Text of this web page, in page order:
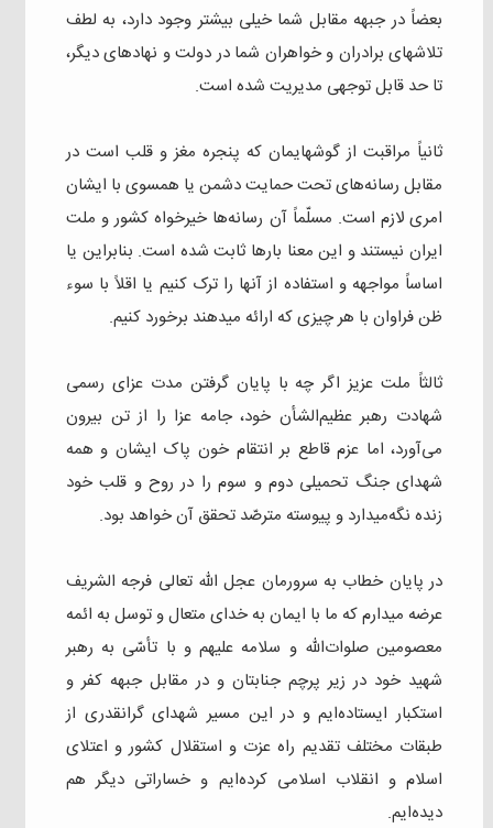
بعضاً در جبهه مقابل شما خیلی بیشتر وجود دارد، به لطف
تلاشهای برادران و خواهران شما در دولت و نهادهای دیگر،
تا حد قابل توجهی مدیریت شده است.
ثانیاً مراقبت از گوشهایمان که پنجره مغز و قلب است در
مقابل رسانه‌های تحت حمایت دشمن یا همسوی با ایشان
امری لازم است. مسلّماً آن رسانه‌ها خیرخواه کشور و ملت
ایران نیستند و این معنا بارها ثابت شده است. بنابراین یا
اساساً مواجهه و استفاده از آنها را ترک کنیم یا اقلاً با سوء
ظن فراوان با هر چیزی که ارائه میدهند برخورد کنیم.
ثالثاً ملت عزیز اگر چه با پایان گرفتن مدت عزای رسمی
شهادت رهبر عظیم‌الشأن خود، جامه عزا را از تن بیرون
می‌آورد، اما عزم قاطع بر انتقام خون پاک ایشان و همه
شهدای جنگ تحمیلی دوم و سوم را در روح و قلب خود
زنده نگه‌میدارد و پیوسته مترصّد تحقق آن خواهد بود.
در پایان خطاب به سرورمان عجل‌ الله تعالی فرجه الشریف
عرضه میدارم که ما با ایمان به خدای متعال و توسل به ائمه
معصومین صلوات‌الله و سلامه علیهم و با تأسّی به رهبر
شهید خود در زیر پرچم جنابتان و در مقابل جبهه کفر و
استکبار ایستاده‌ایم و در این مسیر شهدای گرانقدری از
طبقات مختلف تقدیم راه عزت و استقلال کشور و اعتلای
اسلام و انقلاب اسلامی کرده‌ایم و خساراتی دیگر هم
دیده‌ایم.